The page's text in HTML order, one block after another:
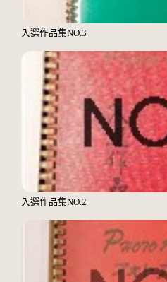
入選作品集NO.3
入選作品集NO.2